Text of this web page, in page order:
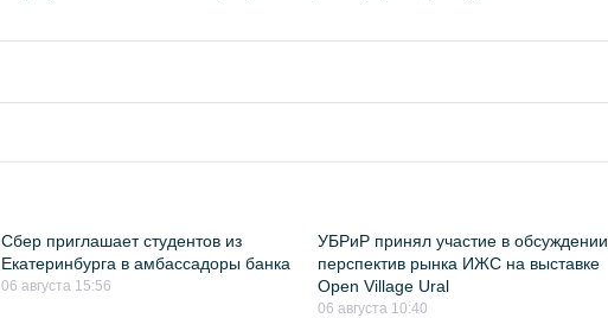
Сбер приглашает студентов из
Екатеринбурга в амбассадоры банка
06 августа 15:56
УБРиР принял участие в обсуждении
перспектив рынка ИЖС на выставке
Open Village Ural
06 августа 10:40